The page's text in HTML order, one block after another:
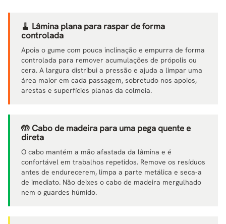
🧹 Lâmina plana para raspar de forma
controlada
Apoia o gume com pouca inclinação e empurra de forma
controlada para remover acumulações de própolis ou
cera. A largura distribui a pressão e ajuda a limpar uma
área maior em cada passagem, sobretudo nos apoios,
arestas e superfícies planas da colmeia.
🤲 Cabo de madeira para uma pega quente e
direta
O cabo mantém a mão afastada da lâmina e é
confortável em trabalhos repetidos. Remove os resíduos
antes de endurecerem, limpa a parte metálica e seca-a
de imediato. Não deixes o cabo de madeira mergulhado
nem o guardes húmido.